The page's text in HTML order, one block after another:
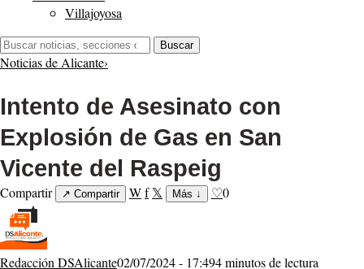
Villajoyosa
Buscar:
Buscar
Noticias de Alicante›
Intento de Asesinato con
Explosión de Gas en San
Vicente del Raspeig
Compartir ↗ Compartir Wf 𝕏 Más ↓ ♡0
Redacción DSAlicante02/07/2024 - 17:494 minutos de lectura